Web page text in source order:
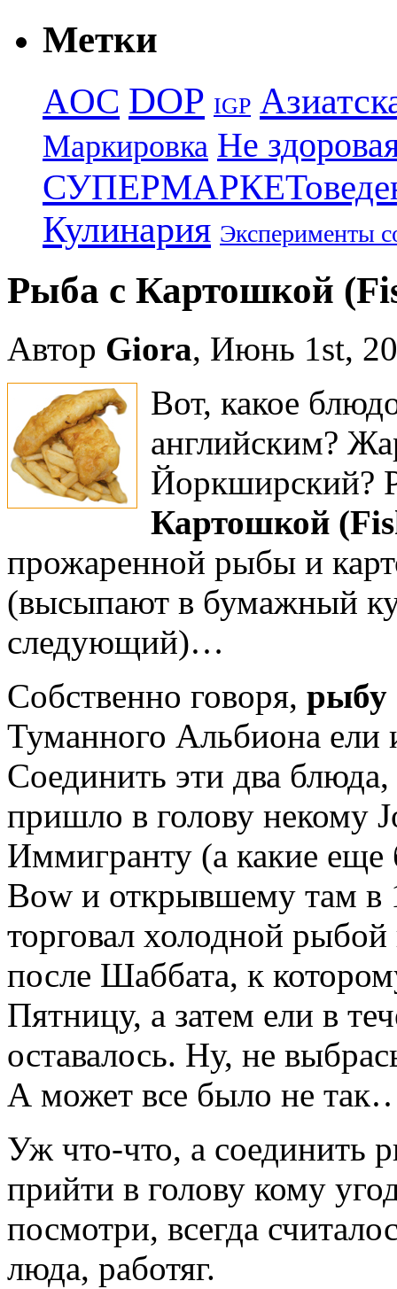
Метки
AOC DOP IGP
Маркировка Не
Кулинария Эксперименты
Рыба с Картошкой
Автор Giora, Июнь 1st,
Вот, какое
английским?
Йоркширский?
Картошкой
прожаренной рыбы и
(высыпают в бумажный
следующий)…
Собственно говоря, рыбу
Туманного Альбиона ели
Соединить эти два
пришло в голову некому
Иммигранту (а какие
Bow и открывшему там в
торговал холодной
после Шаббата, к
Пятницу, а затем ели в
оставалось. Ну, не
А может все было не
Уж что-что, а соединить
прийти в голову кому
посмотри, всегда
люда, работяг.